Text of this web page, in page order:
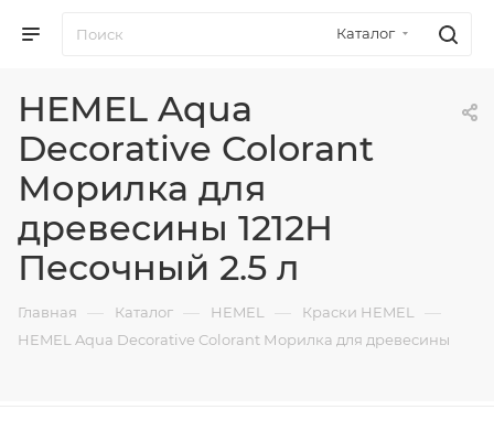
Каталог
HEMEL Aqua
Decorative Colorant
Морилка для
древесины 1212H
Песочный 2.5 л
Главная — Каталог — HEMEL — Краски HEMEL —
HEMEL Aqua Decorative Colorant Морилка для древесины